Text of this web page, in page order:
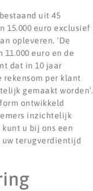
uit 45
15.000 euro exclusief
opleveren. ‘De
euro en de
dat in 10 jaar
rekensom per klant
gemaakt worden’.
ontwikkeld
inzichtelijk
kunt u bij ons een
uw terugverdientijd